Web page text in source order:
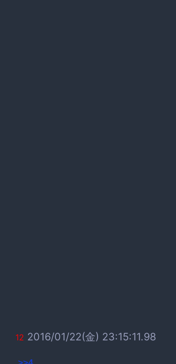
12 2016/01/22(金) 23:15:11.98